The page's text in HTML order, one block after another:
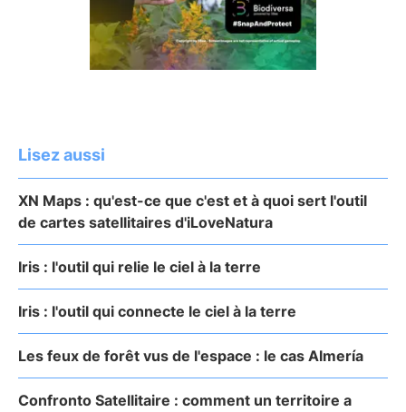
Lisez aussi
XN Maps : qu'est-ce que c'est et à quoi sert l'outil
de cartes satellitaires d'iLoveNatura
Iris : l'outil qui relie le ciel à la terre
Iris : l'outil qui connecte le ciel à la terre
Les feux de forêt vus de l'espace : le cas Almería
Confronto Satellitaire : comment un territoire a